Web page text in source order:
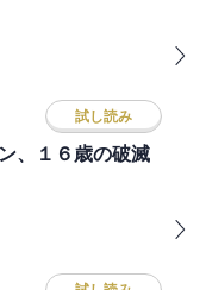
試し読み
、１６歳の破滅